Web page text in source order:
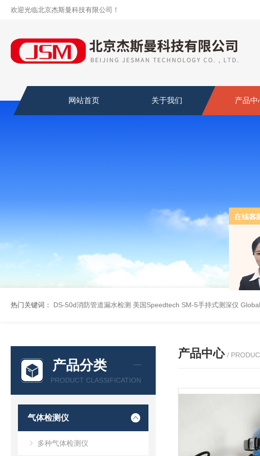
欢迎光临北京杰斯曼科技有限公司！
网站首页 关于我们 产品中
热门关键词： DS-50d消防管道漏水检测 美国Speedtech SM-5手持式测深仪
产品分类
PRODUCT CLASSIFICATION
气体检测仪
多种气体检测仪
产品中心 /